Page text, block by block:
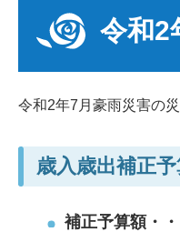
令和2
令和2年7月豪雨災害の
歳入歳出補正
補正予算額・